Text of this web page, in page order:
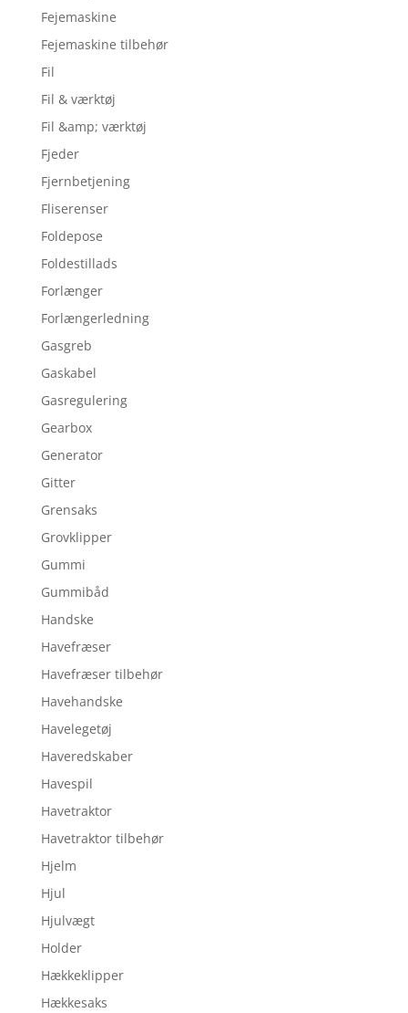
Fejemaskine
Fejemaskine tilbehør
Fil
Fil & værktøj
Fil &amp; værktøj
Fjeder
Fjernbetjening
Fliserenser
Foldepose
Foldestillads
Forlænger
Forlængerledning
Gasgreb
Gaskabel
Gasregulering
Gearbox
Generator
Gitter
Grensaks
Grovklipper
Gummi
Gummibåd
Handske
Havefræser
Havefræser tilbehør
Havehandske
Havelegetøj
Haveredskaber
Havespil
Havetraktor
Havetraktor tilbehør
Hjelm
Hjul
Hjulvægt
Holder
Hækkeklipper
Hækkesaks